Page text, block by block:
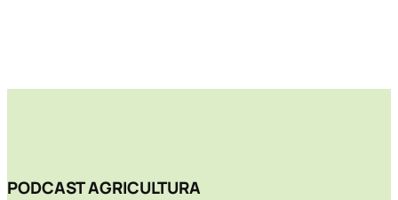
PODCAST AGRICULTURA